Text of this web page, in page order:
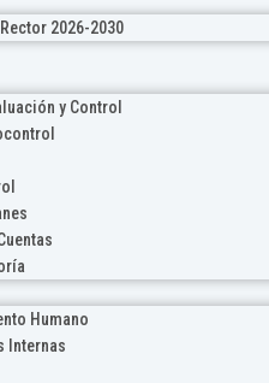
2026-2030
y Control
Humano
Internas